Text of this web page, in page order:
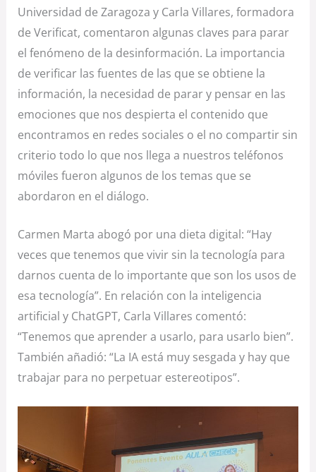
Universidad de Zaragoza y Carla Villares, formadora
de Verificat, comentaron algunas claves para parar
el fenómeno de la desinformación. La importancia
de verificar las fuentes de las que se obtiene la
información, la necesidad de parar y pensar en las
emociones que nos despierta el contenido que
encontramos en redes sociales o el no compartir sin
criterio todo lo que nos llega a nuestros teléfonos
móviles fueron algunos de los temas que se
abordaron en el diálogo.
Carmen Marta abogó por una dieta digital: “Hay
veces que tenemos que vivir sin la tecnología para
darnos cuenta de lo importante que son los usos de
esa tecnología”. En relación con la inteligencia
artificial y ChatGPT, Carla Villares comentó:
“Tenemos que aprender a usarlo, para usarlo bien”.
También añadió: “La IA está muy sesgada y hay que
trabajar para no perpetuar estereotipos”.